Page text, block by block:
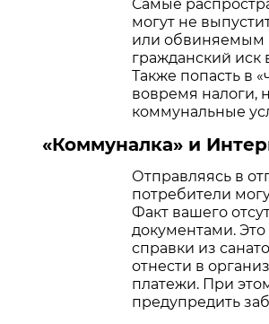
Самые
могут не
или обвиняемым
гражданский иск
Также попасть в
вовремя налоги,
коммунальные
«Коммуналка» и
Отправляясь в
потребители
Факт вашего
документами.
справки из
отнести в
платежи. При
предупредить